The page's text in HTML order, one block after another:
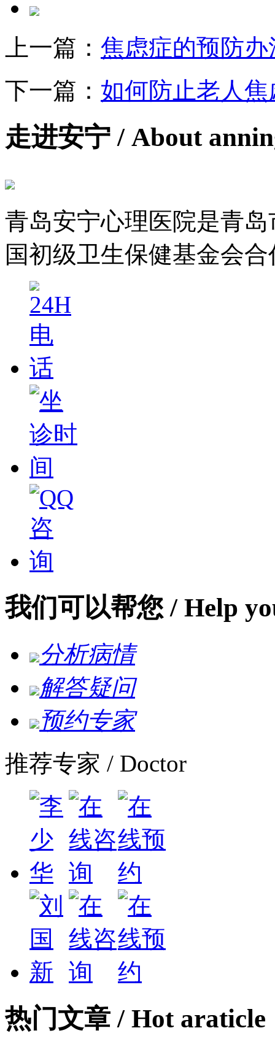
上一篇： 焦虑症的预防
下一篇： 如何防止老人焦
走进安宁 / About
青岛安宁心理医院是青
国初级卫生保健基金会
我们可以帮您 / Help
分析病情
解答疑问
预约专家
推荐专家 / Doctor
热门文章 / Hot araticle